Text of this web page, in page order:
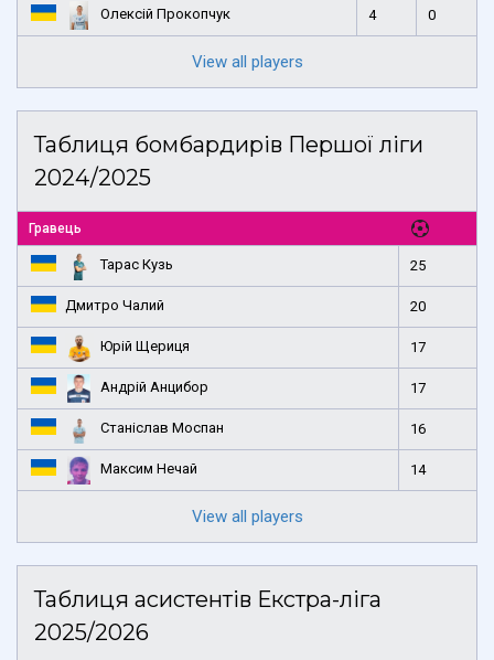
Олексій Прокопчук 4 0
View all players
Таблиця бомбардирів Першої ліги
2024/2025
Гравець
Тарас Кузь 25
Дмитро Чалий 20
Юрій Щериця 17
Андрій Анцибор 17
Станіслав Моспан 16
Максим Нечай 14
View all players
Таблиця асистентів Екстра-ліга
2025/2026